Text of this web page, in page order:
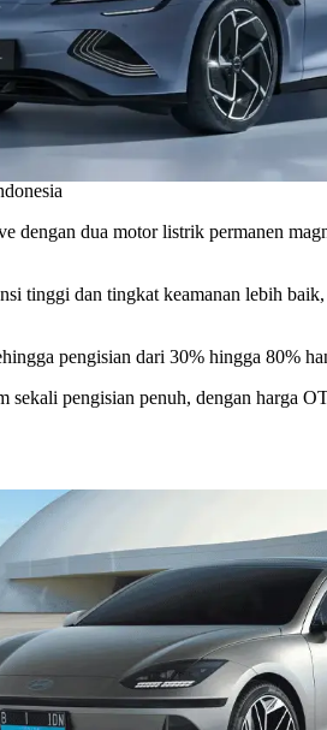
dengan dua motor listrik permanen
tinggi dan tingkat keamanan lebih
pengisian dari 30% hingga 80%
pengisian penuh, dengan harga